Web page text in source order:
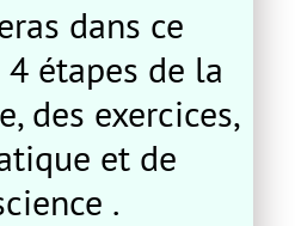
dans ce
étapes de la
des exercices,
et de
.